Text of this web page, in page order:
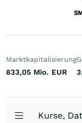
Marktkapitalisierung
833,05 Mio. EUR
Kurse,